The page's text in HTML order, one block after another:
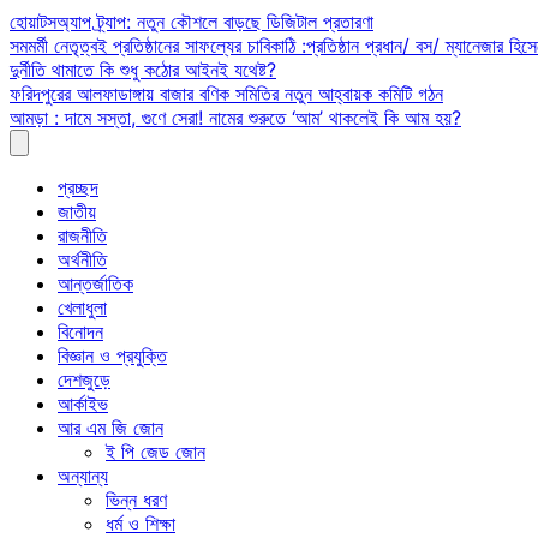
Skip
to
content
হোয়াটসঅ্যাপ ট্র্যাপ: নতুন কৌশলে বাড়ছে ডিজিটাল প্রতারণা
সমমর্মী নেতৃত্বই প্রতিষ্ঠানের সাফল্যের চাবিকাঠি :প্রতিষ্ঠান প্রধান/ বস/ ম্যানেজার
দুর্নীতি থামাতে কি শুধু কঠোর আইনই যথেষ্ট?
ফরিদপুরের আলফাডাঙ্গায় বাজার বণিক সমিতির নতুন আহ্বায়ক কমিটি গঠন
আমড়া : দামে সস্তা, গুণে সেরা! নামের শুরুতে ‘আম’ থাকলেই কি আম হয়?
প্রচ্ছদ
জাতীয়
রাজনীতি
অর্থনীতি
আন্তর্জাতিক
খেলাধুলা
বিনোদন
বিজ্ঞান ও প্রযুক্তি
দেশজুড়ে
আর্কাইভ
আর এম জি জোন
ই পি জেড জোন
অন্যান্য
ভিন্ন ধরণ
ধর্ম ও শিক্ষা